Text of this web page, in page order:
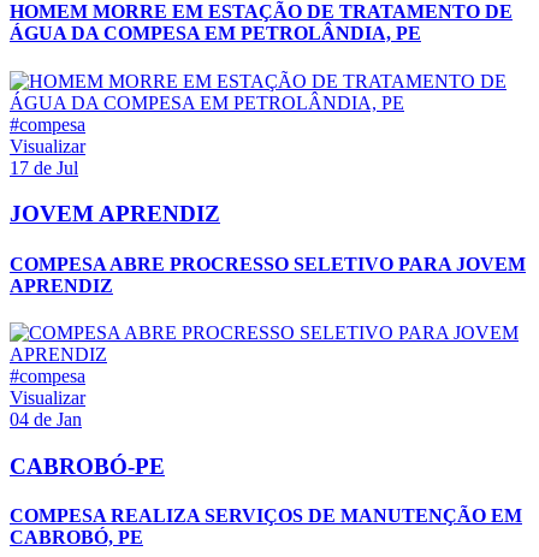
HOMEM MORRE EM ESTAÇÃO DE TRATAMENTO DE
ÁGUA DA COMPESA EM PETROLÂNDIA, PE
#compesa
Visualizar
17 de Jul
JOVEM APRENDIZ
COMPESA ABRE PROCRESSO SELETIVO PARA JOVEM
APRENDIZ
#compesa
Visualizar
04 de Jan
CABROBÓ-PE
COMPESA REALIZA SERVIÇOS DE MANUTENÇÃO EM
CABROBÓ, PE